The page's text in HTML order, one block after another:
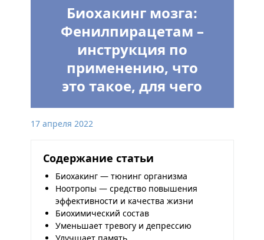
Биохакинг мозга:
Фенилпирацетам –
инструкция по
применению, что
это такое, для чего
17 апреля 2022
Содержание статьи
Биохакинг — тюнинг организма
Ноотропы — средство повышения
эффективности и качества жизни
Биохимический состав
Уменьшает тревогу и депрессию